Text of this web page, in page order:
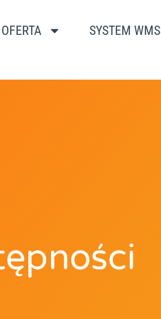
OFERTA SYSTEM WMS